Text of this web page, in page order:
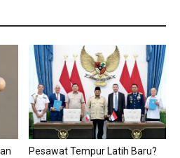
Pesawat Tempur Latih Baru?